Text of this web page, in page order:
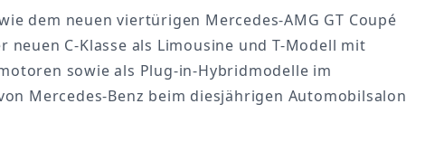
dem neuen viertürigen Mercedes-AMG GT Coupé
C-Klasse als Limousine und T-Modell mit
sowie als Plug-in-Hybridmodelle im
Mercedes-Benz beim diesjährigen Automobilsalon